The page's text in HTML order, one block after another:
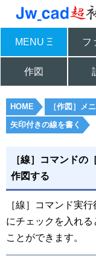
MENU Ξ フ
作図
HOME ［作図］メ
矢印付きの線を書く
［線］コマンドの
作図する
［線］コマンド実
にチェックを入れ
ことができます。